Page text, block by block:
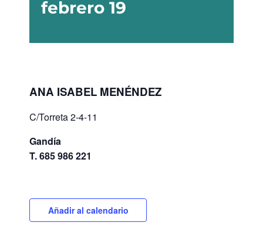
febrero 19
ANA ISABEL MENÉNDEZ
C/Torreta 2-4-11
Gandía
T. 685 986 221
Añadir al calendario